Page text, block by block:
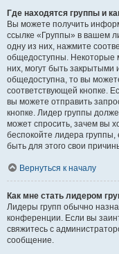
Где находятся группы и
Вы можете получить
ссылке «Группы» в вашем
одну из них, нажмите
общедоступны. Некоторые
них, могут быть закрытыми
общедоступна, то вы
соответствующей кнопке.
вы можете отправить
кнопке. Лидер группы
может спросить, зачем вы
беспокойте лидера группы,
быть для этого свои
Вернуться к началу
Как мне стать лидером
Лидеры групп обычно
конференции. Если вы
свяжитесь с
сообщение.